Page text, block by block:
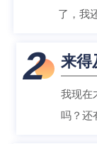
了，我
2 来得
我现在
吗？还